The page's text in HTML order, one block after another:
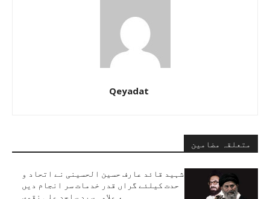
Qeyadat
متعلقہ مضامین
شہید قائد عارف حسین الحسینی نے اتحاد و
حدت کیلئے گراں قدر خدمات سر انجام دیں
، علامہ سید ساجد علی نقوی